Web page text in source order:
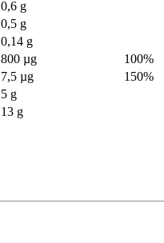
0,6 g
0,5 g
0,14 g
800 µg
100%
7,5 µg
150%
5 g
13 g